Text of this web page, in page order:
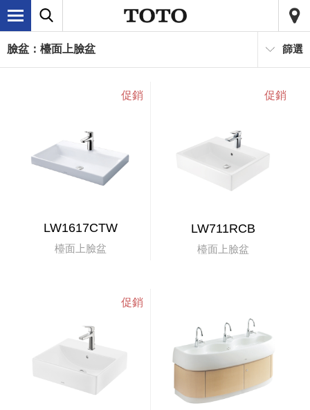
臉盆：檯面上臉盆 篩選
LW1617CTW
檯面上臉盆
LW711RCB
檯面上臉盆